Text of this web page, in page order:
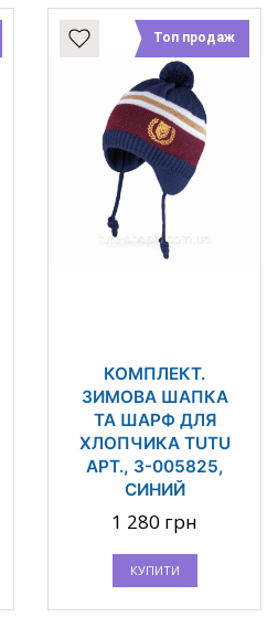
Топ продаж
КОМПЛЕКТ.
ЗИМОВА ШАПКА
ТА ШАРФ ДЛЯ
ХЛОПЧИКА TUTU
АРТ., 3-005825,
СИНИЙ
1 280 грн
КУПИТИ